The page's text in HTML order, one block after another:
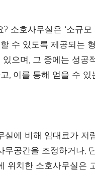
소호사무실은 ‘소규
수 있도록 제공되는
으며, 그 중에는 성
, 이를 통해 얻을 수
실에 비해 임대료가 저
무공간을 조정하거나,
위치한 소호사무실은